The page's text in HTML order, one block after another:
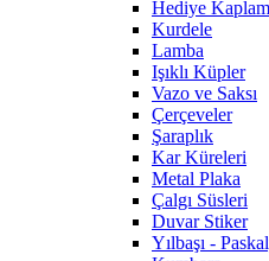
Hediye
Kurdele
Lamba
Işıklı Küpler
Vazo ve Saksı
Çerçeveler
Şaraplık
Kar Küreleri
Metal Plaka
Çalgı Süsleri
Duvar Stiker
Yılbaşı -